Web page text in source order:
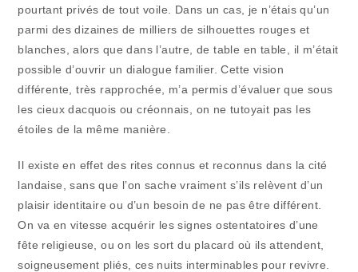
pourtant privés de tout voile. Dans un cas, je n’étais qu’un
parmi des dizaines de milliers de silhouettes rouges et
blanches, alors que dans l’autre, de table en table, il m’était
possible d’ouvrir un dialogue familier. Cette vision
différente, très rapprochée, m’a permis d’évaluer que sous
les cieux dacquois ou créonnais, on ne tutoyait pas les
étoiles de la même manière.
Il existe en effet des rites connus et reconnus dans la cité
landaise, sans que l’on sache vraiment s’ils relèvent d’un
plaisir identitaire ou d’un besoin de ne pas être différent.
On va en vitesse acquérir les signes ostentatoires d’une
fête religieuse, ou on les sort du placard où ils attendent,
soigneusement pliés, ces nuits interminables pour revivre.